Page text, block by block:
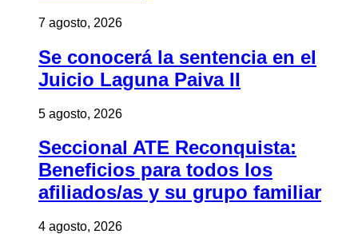
7 agosto, 2026
Se conocerá la sentencia en el
Juicio Laguna Paiva II
5 agosto, 2026
Seccional ATE Reconquista:
Beneficios para todos los
afiliados/as y su grupo familiar
4 agosto, 2026